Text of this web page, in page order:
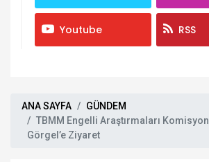
Youtube RSS
ANA SAYFA
GÜNDEM
TBMM Engelli Araştırmaları
Görgel’e Ziyaret